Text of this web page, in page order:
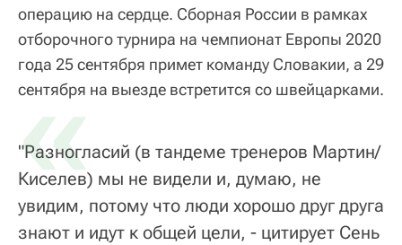
операцию на сердце. Сборная России в рамках
отборочного турнира на чемпионат Европы 2020
года 25 сентября примет команду Словакии, а 29
сентября на выезде встретится со швейцарками.
«
"Разногласий (в тандеме тренеров Мартин/
Киселев) мы не видели и, думаю, не
увидим, потому что люди хорошо друг друга
знают и идут к общей цели, - цитирует Сень